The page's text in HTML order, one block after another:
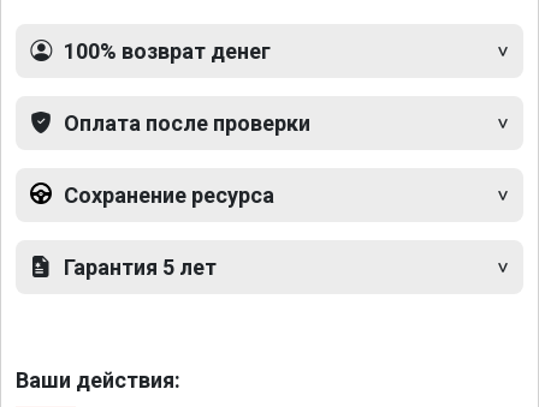
100% возврат денег
Оплата после проверки
Сохранение ресурса
Гарантия 5 лет
Ваши действия: